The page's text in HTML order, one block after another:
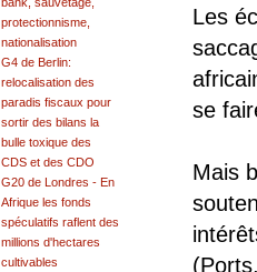
Les
se
Mais
protectionnisme,
nationalisation
G4 de Berlin:
relocalisation des
paradis fiscaux pour
sortir des bilans la
bulle toxique des
CDS et des CDO
G20 de Londres - En
Afrique les fonds
spéculatifs raflent des
millions d'hectares
cultivables